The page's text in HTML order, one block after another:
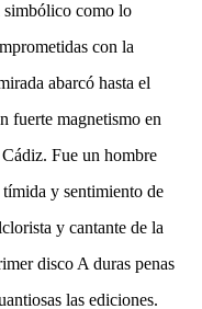
simbólico como lo
con la
abarcó hasta el
fuerte magnetismo en
Fue un hombre
y sentimiento de
y cantante de la
disco A duras penas
las ediciones.